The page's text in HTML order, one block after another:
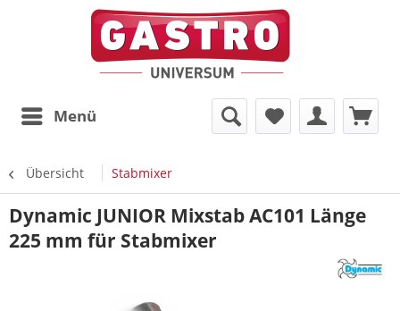
Menü
Übersicht Stabmixer
Dynamic JUNIOR Mixstab AC101 Länge
225 mm für Stabmixer